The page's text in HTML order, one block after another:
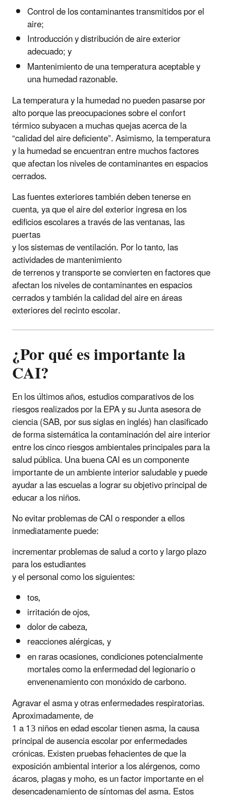
Control de los contaminantes transmitidos por el
aire;
Introducción y distribución de aire exterior
adecuado; y
Mantenimiento de una temperatura aceptable y
una humedad razonable.
La temperatura y la humedad no pueden pasarse por
alto porque las preocupaciones sobre el confort
térmico subyacen a muchas quejas acerca de la
“calidad del aire deficiente”. Asimismo, la temperatura
y la humedad se encuentran entre muchos factores
que afectan los niveles de contaminantes en espacios
cerrados.
Las fuentes exteriores también deben tenerse en
cuenta, ya que el aire del exterior ingresa en los
edificios escolares a través de las ventanas, las
puertas
y los sistemas de ventilación. Por lo tanto, las
actividades de mantenimiento
de terrenos y transporte se convierten en factores que
afectan los niveles de contaminantes en espacios
cerrados y también la calidad del aire en áreas
exteriores del recinto escolar.
¿Por qué es importante la
CAI?
En los últimos años, estudios comparativos de los
riesgos realizados por la EPA y su Junta asesora de
ciencia (SAB, por sus siglas en inglés) han clasificado
de forma sistemática la contaminación del aire interior
entre los cinco riesgos ambientales principales para la
salud pública. Una buena CAI es un componente
importante de un ambiente interior saludable y puede
ayudar a las escuelas a lograr su objetivo principal de
educar a los niños.
No evitar problemas de CAI o responder a ellos
inmediatamente puede:
incrementar problemas de salud a corto y largo plazo
para los estudiantes
y el personal como los siguientes:
tos,
irritación de ojos,
dolor de cabeza,
reacciones alérgicas, y
en raras ocasiones, condiciones potencialmente
mortales como la enfermedad del legionario o
envenenamiento con monóxido de carbono.
Agravar el asma y otras enfermedades respiratorias.
Aproximadamente, de
1 a 13 niños en edad escolar tienen asma, la causa
principal de ausencia escolar por enfermedades
crónicas. Existen pruebas fehacientes de que la
exposición ambiental interior a los alérgenos, como
ácaros, plagas y moho, es un factor importante en el
desencadenamiento de síntomas del asma. Estos